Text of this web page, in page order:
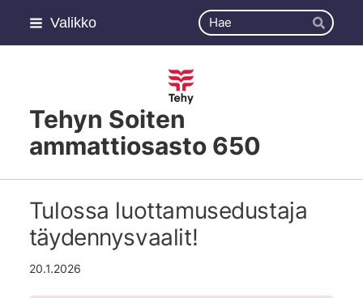
Siirry
sivun
sisältöön
Valikko Haku
Hae
Tehyn Soiten
ammattiosasto 650
Tulossa luottamusedustaja
täydennysvaalit!
20.1.2026